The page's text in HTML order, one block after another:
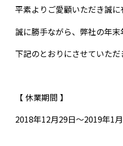
平素よりご愛顧いただき誠に
誠に勝手ながら、弊社の年末
下記のとおりにさせていただ
【 休業期間 】
2018年12月29日〜2019年1